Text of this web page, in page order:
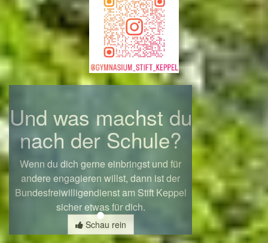
Und was machst du
nach der Schule?
Wenn du dich gerne einbringst und für
andere engagieren willst, dann ist der
Bundesfreiwilligendienst am Stift Keppel
sicher etwas für dich.
Schau rein
Next